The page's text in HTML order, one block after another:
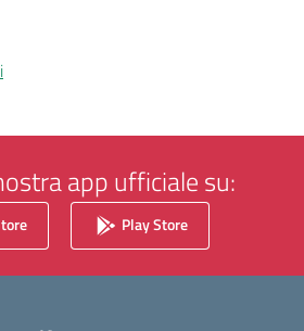
app ufficiale su:
Play Store